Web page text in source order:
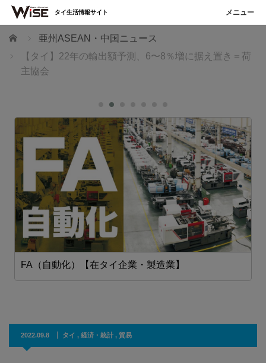
ホーム
亜州ASEAN・中国ニュース
【タイ】22年の輸出額予測、6〜8％増に据え置き＝荷
主協会
FA（自動化）【在タイ企業・製造業】
2022.09.8 タイ , 経済・統計 , 貿易
タイ生活情報サイト